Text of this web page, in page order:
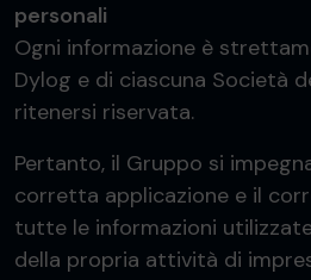
personali
Ogni informazione è
Dylog e di ciascuna Società
ritenersi riservata.
Pertanto, il Gruppo si
corretta applicazione e il
tutte le informazioni
della propria attività di